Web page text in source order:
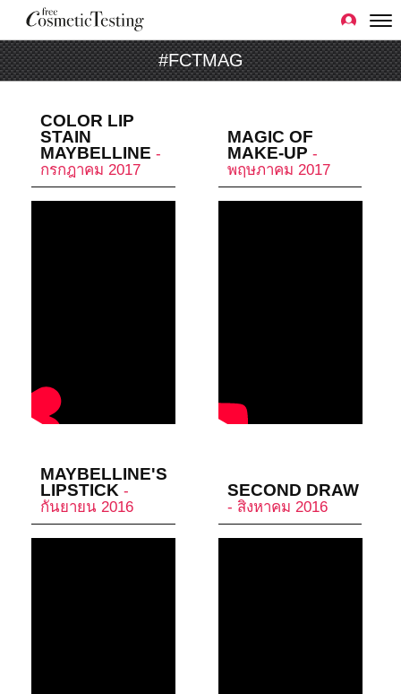
#FCTMAG
COLOR LIP
STAIN
MAYBELLINE -
กรกฎาคม 2017
MAGIC OF
MAKE-UP -
พฤษภาคม 2017
MAYBELLINE'S
LIPSTICK -
กันยายน 2016
SECOND DRAW
- สิงหาคม 2016